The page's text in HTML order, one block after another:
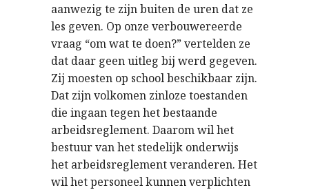
aanwezig te zijn buiten de uren dat ze
les geven. Op onze verbouwereerde
vraag “om wat te doen?” vertelden ze
dat daar geen uitleg bij werd gegeven.
Zij moesten op school beschikbaar zijn.
Dat zijn volkomen zinloze toestanden
die ingaan tegen het bestaande
arbeidsreglement. Daarom wil het
bestuur van het stedelijk onderwijs
het arbeidsreglement veranderen. Het
wil het personeel kunnen verplichten